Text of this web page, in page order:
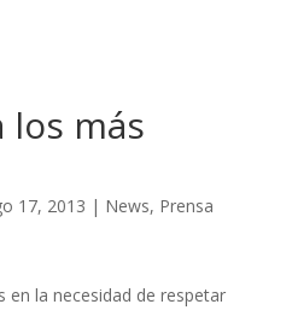
los más
17, 2013 | News, Prensa
en la necesidad de respetar